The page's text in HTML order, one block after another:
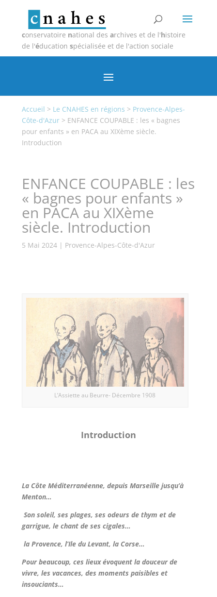
conservatoire national des archives et de l'histoire
de l'éducation spécialisée et de l'action sociale
Accueil > Le CNAHES en régions > Provence-Alpes-
Côte-d'Azur> ENFANCE COUPABLE : les « bagnes
pour enfants » en PACA au XIXème siècle.
Introduction
ENFANCE COUPABLE : les
« bagnes pour enfants »
en PACA au XIXème
siècle. Introduction
5 Mai 2024| Provence-Alpes-Côte-d'Azur
L’Assiette au Beurre- Décembre 1908
Introduction
La Côte Méditerranéenne, depuis Marseille jusqu’à
Menton…
Son soleil, ses plages, ses odeurs de thym et de
garrigue, le chant de ses cigales…
la Provence, l’Ile du Levant, la Corse…
Pour beaucoup, ces lieux évoquent la douceur de
vivre, les vacances, des moments paisibles et
insouciants…